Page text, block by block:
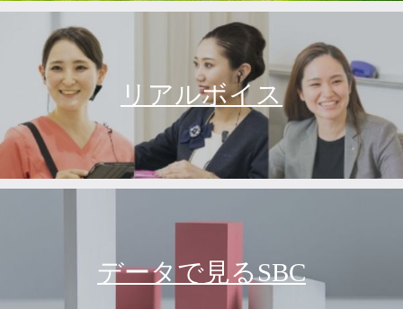
リアルボイス
データで見るSBC